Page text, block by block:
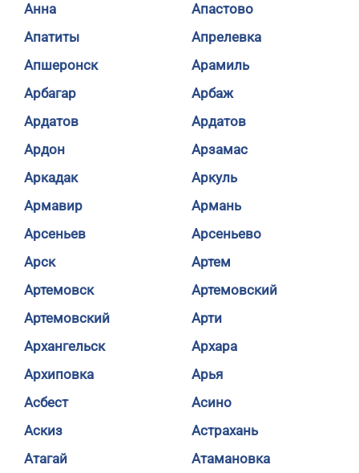
Анна
Апастово
Апатиты
Апрелевка
Апшеронск
Арамиль
Арбагар
Арбаж
Ардатов
Ардатов
Ардон
Арзамас
Аркадак
Аркуль
Армавир
Армань
Арсеньев
Арсеньево
Арск
Артем
Артемовск
Артемовский
Артемовский
Арти
Архангельск
Архара
Архиповка
Арья
Асбест
Асино
Аскиз
Астрахань
Атагай
Атамановка